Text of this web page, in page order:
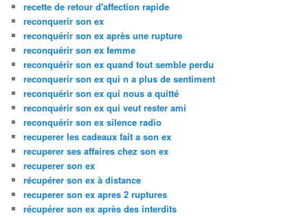
recette de retour d'affection rapide
reconquerir son ex
reconquérir son ex après une rupture
reconquérir son ex femme
reconquérir son ex quand tout semble perdu
reconquerir son ex qui n a plus de sentiment
reconquérir son ex qui nous a quitté
reconquérir son ex qui veut rester ami
reconquérir son ex silence radio
recuperer les cadeaux fait a son ex
recuperer ses affaires chez son ex
recuperer son ex
récupérer son ex à distance
recuperer son ex apres 2 ruptures
récupérer son ex après des interdits